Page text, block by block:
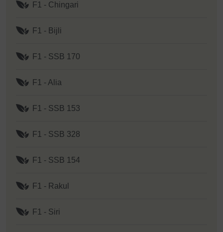
F1 - Chingari
F1 - Bijli
F1 - SSB 170
F1 - Alia
F1 - SSB 153
F1 - SSB 328
F1 - SSB 154
F1 - Rakul
F1 - Siri